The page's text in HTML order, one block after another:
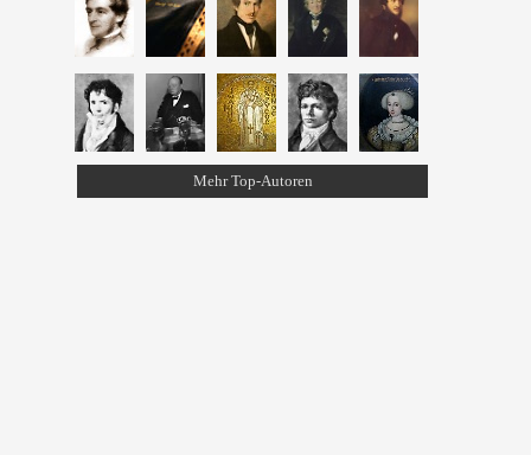
Mehr Top-Autoren